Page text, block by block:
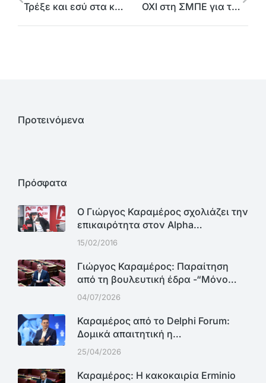
Τρέξε και εσύ στα κουλουάρ του ΟΑΚΑ. Στήριξε τη μάχη για τα αυτοάνοσα νοσήματα. ΟΧΙ στη ΣΜΠΕ για το Mall. Επιβάλλεται ανασχεδιασμός με εμπλοκή του Δήμου, χωρίς νέα δόμηση και με δεσμευτικά αντισταθμιστικά
Προτεινόμενα
Πρόσφατα
Ο Γιώργος Καραμέρος σχολιάζει την
επικαιρότητα στον Alpha…
15/02/2016
Γιώργος Καραμέρος: Παραίτηση
από τη βουλευτική έδρα -“Μόνο…
04/07/2026
Καραμέρος από το Delphi Forum:
Δομικά απαιτητική η…
25/04/2026
Καραμέρος: Η κακοκαιρία Erminio